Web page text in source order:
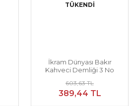
TÜKENDİ
İkram Dünyası Bakır
Kahveci Demliği 3 No
603,63 TL
389,44 TL